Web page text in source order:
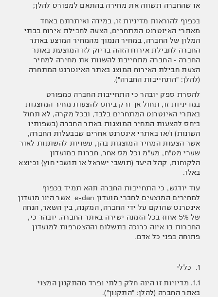
או שהחברה תשווה את מחירה בהתאם למפורט להלן;
בכפוף להוראות מדיניות זו, במידה ואיתרתם באחד
מאתרי האינטרנט המתחרים, הצעה לחבילת אירוח בבתי
המלון של החברה, במחיר הנמוך מהמחיר המוצע באתר
החברה לחבילת אירוח הזהה בדיוק לזו המוצעת באתר
החברה - החברה מתחייבת להשוות את מחירה למחיר
הצעת חבילת האירוח המוצג באתר האינטרנט המתחרה
(להלן: "התחייבות החברה").
להסרת ספק יובהר כי התחייבות החברה כמפורט
במדיניות זו, תחול אך ורק ביחס להצעות מחיר המוצגות
באתרי האינטרנט המתחרים בלבד, ובכל מקרה, לא תחול
ביחס להצעות המחיר המוצגות באתר החברה (בשפותיו
השונות) ו/או באתרי אינטרנט אחרים שבבעלות החברה,
אשר הצעות המחיר המוצגות בהן, עשויות להשתנות לאור
שערי מט"ח, מע"מ וכל מס אחר, חברות במועדון
הלקוחות, קהל היעד (תושבי ישראל או תושבי חוץ) וכיוצא
באלו.
עוד יודגש, כי התחייבות החברה תהא תמיד בכפוף
למחירים המוצעים לחברי מועדון e-dan אשר הינו מועדון
אינטרנט שהוקם על ידי החברה, המקנה, בין השאר, הנחה
של 5% אחוז בכל הזמנה ישירה באתר החברה. יובהר כי,
החברות בו אינה כרוכה בתשלום וההצטרפות למועדון
פתוחה בפני כל אדם.
1. כללי
1.1. מדיניות זו הינה חלק בלתי נפרד מהתקנון המצוי
באתר החברה (להלן: "התקנון").